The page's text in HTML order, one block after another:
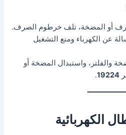
أو المضخة، تلف خرطوم الصرف.
عن الكهرباء ومنع التشغيل
والفلتر، واستبدال المضخة أو
19224
.
الكهربائية